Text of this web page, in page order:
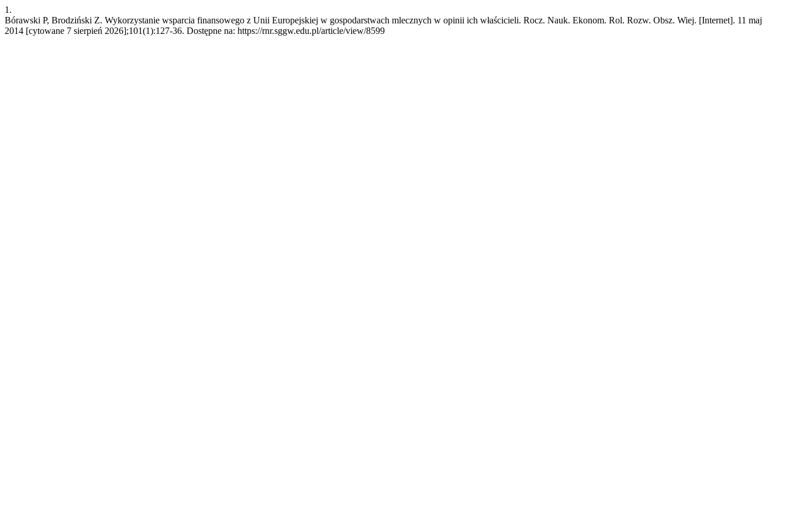
1.
Bórawski P, Brodziński Z. Wykorzystanie wsparcia finansowego z Unii Europejskiej w gospodarstwach mlecznych w opinii ich właścicieli. Rocz. Nauk. Ekonom. Rol. Rozw. Obsz. Wiej. [Internet]. 11 maj
2014 [cytowane 7 sierpień 2026];101(1):127-36. Dostępne na: https://rnr.sggw.edu.pl/article/view/8599